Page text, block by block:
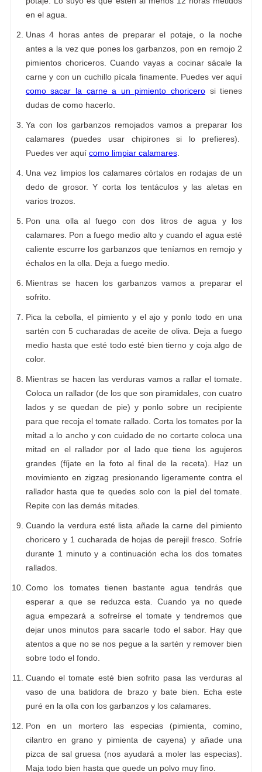
en el agua.
Unas 4 horas antes de preparar el potaje, o la noche
antes a la vez que pones los garbanzos, pon en remojo 2
pimientos choriceros. Cuando vayas a cocinar sácale la
carne y con un cuchillo pícala finamente. Puedes ver aquí
como sacar la carne a un pimiento choricerosi tienes
dudas de como hacerlo.
Ya con los garbanzos remojados vamos a preparar los
calamares (puedes usar chipirones si lo prefieres).
Puedes ver aquí como limpiar calamares.
Una vez limpios los calamares córtalos en rodajas de un
dedo de grosor. Y corta los tentáculos y las aletas en
varios trozos.
Pon una olla al fuego con dos litros de agua y los
calamares. Pon a fuego medio alto y cuando el agua esté
caliente escurre los garbanzos que teníamos en remojo y
échalos en la olla. Deja a fuego medio.
Mientras se hacen los garbanzos vamos a preparar el
sofrito.
Pica la cebolla, el pimiento y el ajo y ponlo todo en una
sartén con 5 cucharadas de aceite de oliva. Deja a fuego
medio hasta que esté todo esté bien tierno y coja algo de
color.
Mientras se hacen las verduras vamos a rallar el tomate.
Coloca un rallador (de los que son piramidales, con cuatro
lados y se quedan de pie) y ponlo sobre un recipiente
para que recoja el tomate rallado. Corta los tomates por la
mitad a lo ancho y con cuidado de no cortarte coloca una
mitad en el rallador por el lado que tiene los agujeros
grandes (fíjate en la foto al final de la receta). Haz un
movimiento en zigzag presionando ligeramente contra el
rallador hasta que te quedes solo con la piel del tomate.
Repite con las demás mitades.
Cuando la verdura esté lista añade la carne del pimiento
choricero y 1 cucharada de hojas de perejil fresco. Sofríe
durante 1 minuto y a continuación echa los dos tomates
rallados.
Como los tomates tienen bastante agua tendrás que
esperar a que se reduzca esta. Cuando ya no quede
agua empezará a sofreírse el tomate y tendremos que
dejar unos minutos para sacarle todo el sabor. Hay que
atentos a que no se nos pegue a la sartén y remover bien
sobre todo el fondo.
Cuando el tomate esté bien sofrito pasa las verduras al
vaso de una batidora de brazo y bate bien. Echa este
puré en la olla con los garbanzos y los calamares.
Pon en un mortero las especias (pimienta, comino,
cilantro en grano y pimienta de cayena) y añade una
pizca de sal gruesa (nos ayudará a moler las especias).
Maja todo bien hasta que quede un polvo muy fino.